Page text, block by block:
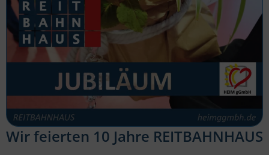
Wir feierten 10 Jahre REITBAHNHAUS